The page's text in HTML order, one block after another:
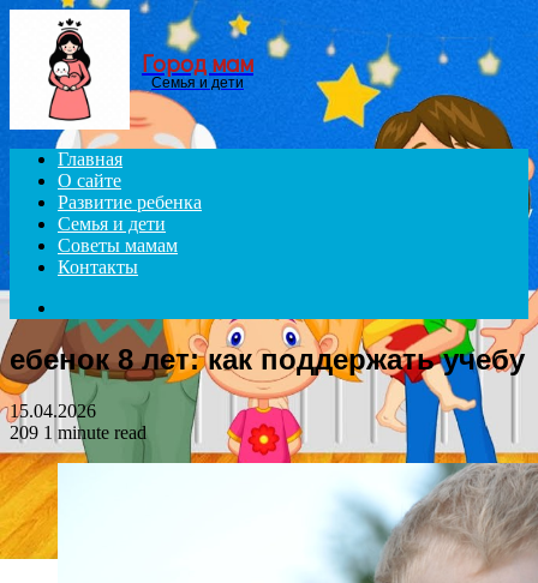
Menu
Город мам
Семья и дети
Главная
О сайте
Развитие ребенка
Семья и дети
Советы мамам
Контакты
for
ебенок 8 лет: как поддержать учебу
15.04.2026
209 1 minute read